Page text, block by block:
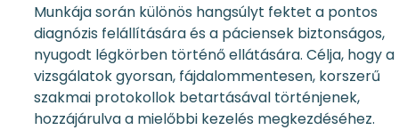
Munkája során különös hangsúlyt fektet a pontos
diagnózis felállítására és a páciensek biztonságos,
nyugodt légkörben történő ellátására. Célja, hogy a
vizsgálatok gyorsan, fájdalommentesen, korszerű
szakmai protokollok betartásával történjenek,
hozzájárulva a mielőbbi kezelés megkezdéséhez.